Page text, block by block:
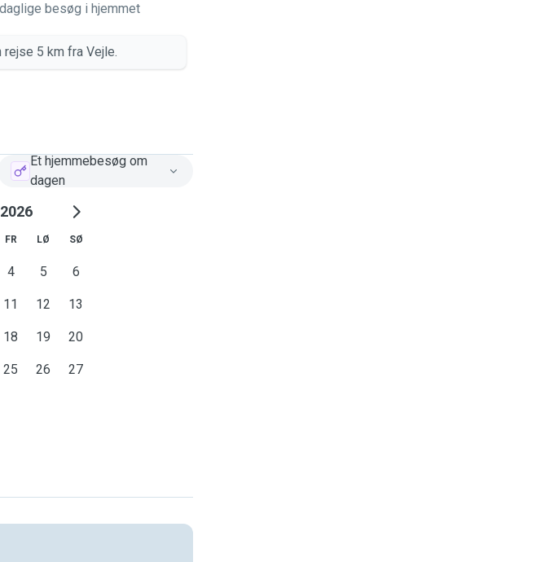
besøg i hjemmet
rejse 5 km fra Vejle.
Et hjemmebesøg om
dagen
FR LØ SØ
4 5 6
11 12 13
18 19 20
25 26 27